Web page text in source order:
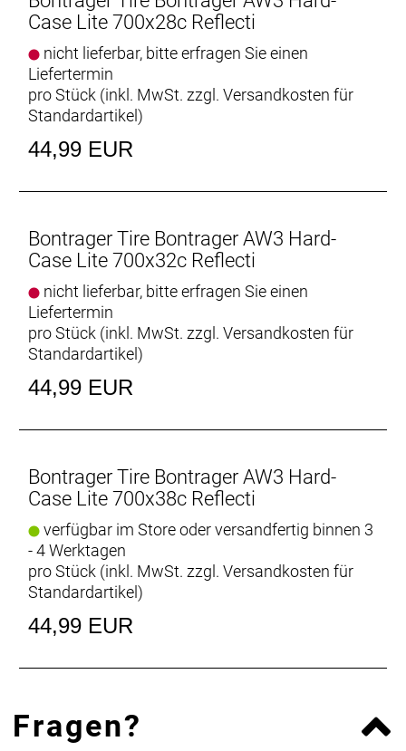
AW3-Reifen sind aus einer eigenentwickelten
langlebigen Gummimischung gefertigt, die auf jeder
Straßenoberfläche mit hoher Langlebigkeit und
geringem Rollwiderstand punktet.
Souveränes Fahrverhalten auf jeder Straße
Die leichte Profilierung des AW3 sorgt auf schnellen
Rennradtouren und Pendlerstrecken für zusätzliche
Der AW3 brilliert bei jedem Wetter. Er ist der
ultimative Sorglos-Rennradreifen für alle
Verschiedene Größenoptionen
Die Modelle AW3 Hard-Case Lite und AW3 Hard-
Case sind in vier Reifengrößen von 25C bis 38C
erhältlich und damit ideal für Rennradfahrer und
Pendler.
Empfehlungen für den Rennradreifendruck
Bestimme das Fahrergewicht und definiere die
Reifenbreite, um den empfohlenen Reifendruck zu
ermitteln. Manchmal kann es von Vorteil sein, den
Luftdruck im Vorderreifen etwas zu reduzieren.
anfühlen, kannst du den Luftdr
Case Lite 700x28c Reflecti
nicht lieferbar, bitte erfragen Sie einen
Liefertermin
pro Stück (inkl. MwSt. zzgl. Versandkosten für
Standardartikel)
44,99 EUR
Bontrager Tire Bontrager AW3 Hard-
Case Lite 700x32c Reflecti
nicht lieferbar, bitte erfragen Sie einen
Liefertermin
pro Stück (inkl. MwSt. zzgl. Versandkosten für
Standardartikel)
44,99 EUR
Bontrager Tire Bontrager AW3 Hard-
Case Lite 700x38c Reflecti
verfügbar im Store oder versandfertig binnen 3
- 4 Werktagen
pro Stück (inkl. MwSt. zzgl. Versandkosten für
Standardartikel)
44,99 EUR
Fragen?